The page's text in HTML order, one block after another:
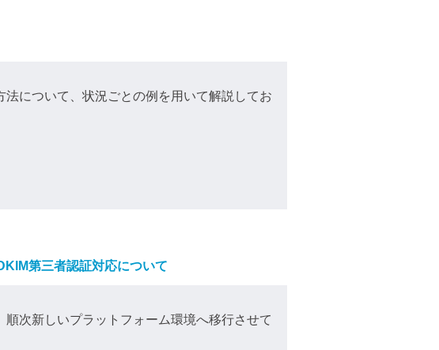
について、状況ごとの例を用いて解説してお
第三者認証対応について
次新しいプラットフォーム環境へ移行させて